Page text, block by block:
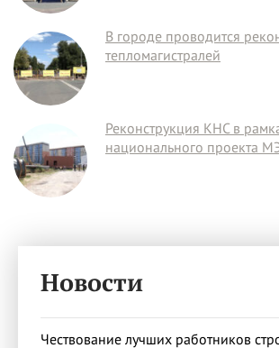
В городе проводится
тепломагистралей
Реконструкция КНС в
национального проекта
Новости
Чествование лучших работников